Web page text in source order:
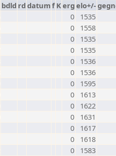
bdld rd datumf Kerg elo+/-
0
1535
0
1558
0
1535
0
1535
0
1536
0
1536
0
1595
0
1613
0
1622
0
1631
0
1617
0
1618
0
1583